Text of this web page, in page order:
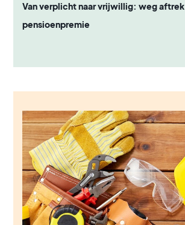
Van verplicht naar vrijwillig: weg aftrek
pensioenpremie